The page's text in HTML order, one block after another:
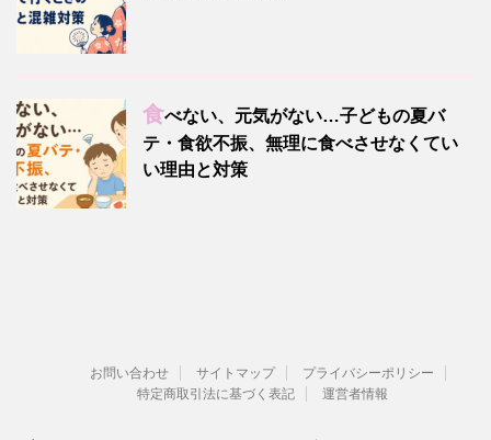
食べない、元気がない…子どもの夏バ
テ・食欲不振、無理に食べさせなくてい
い理由と対策
お問い合わせ サイトマップ
プライバシーポリシー
特定商取引法に基づく表記
運営者情報